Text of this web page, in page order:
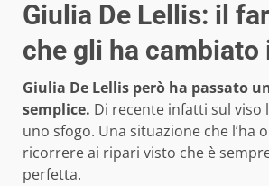
Giulia De Lellis: il
che gli ha cambiato
Giulia De Lellis però ha passato
semplice. Di recente infatti sul viso
uno sfogo. Una situazione che l’ha
ricorrere ai ripari visto che è
perfetta.